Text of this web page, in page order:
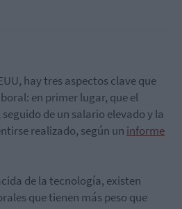
hay tres aspectos clave que
en primer lugar, que el
de un salario elevado y la
realizado, según un informe
de la tecnología, existen
que tienen más peso que